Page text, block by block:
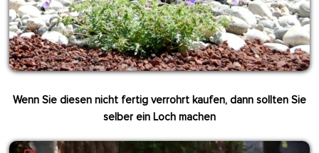
Wenn Sie diesen nicht fertig verrohrt kaufen, dann sollten Sie
selber ein Loch machen